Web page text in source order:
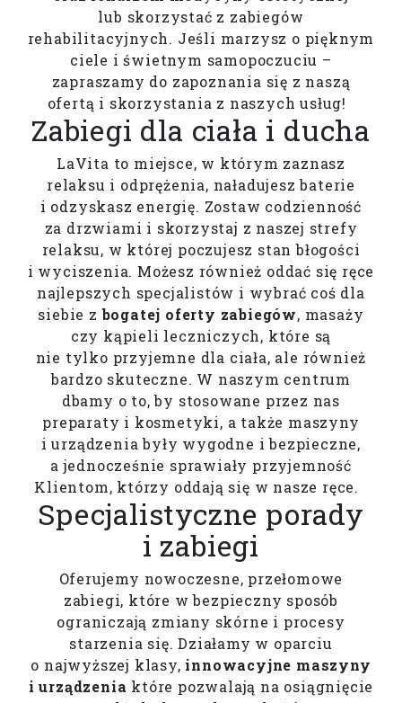
lub skorzystać z zabiegów
rehabilitacyjnych. Jeśli marzysz o pięknym
ciele i świetnym samopoczuciu –
zapraszamy do zapoznania się z naszą
ofertą i skorzystania z naszych usług!
Zabiegi dla ciała i ducha
LaVita to miejsce, w którym zaznasz
relaksu i odprężenia, naładujesz baterie
i odzyskasz energię. Zostaw codzienność
za drzwiami i skorzystaj z naszej strefy
relaksu, w której poczujesz stan błogości
i wyciszenia. Możesz również oddać się ręce
najlepszych specjalistów i wybrać coś dla
siebie zbogatej oferty zabiegów, masaży
czy kąpieli leczniczych, które są
nie tylko przyjemne dla ciała, ale również
bardzo skuteczne. W naszym centrum
dbamy o to, by stosowane przez nas
preparaty i kosmetyki, a także maszyny
i urządzenia były wygodne i bezpieczne,
a jednocześnie sprawiały przyjemność
Klientom, którzy oddają się w nasze ręce.
Specjalistyczne porady
i zabiegi
Oferujemy nowoczesne, przełomowe
zabiegi, które w bezpieczny sposób
ograniczają zmiany skórne i procesy
starzenia się. Działamy w oparciu
o najwyższej klasy, innowacyjne maszyny
i urządzenia które pozwalają na osiągnięcie